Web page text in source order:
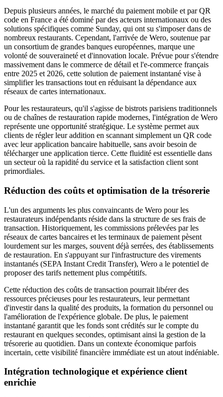
Depuis plusieurs années, le marché du paiement mobile et par QR
code en France a été dominé par des acteurs internationaux ou des
solutions spécifiques comme Sunday, qui ont su s'imposer dans de
nombreux restaurants. Cependant, l'arrivée de Wero, soutenue par
un consortium de grandes banques européennes, marque une
volonté de souveraineté et d'innovation locale. Prévue pour s'étendre
massivement dans le commerce de détail et l'e-commerce français
entre 2025 et 2026, cette solution de paiement instantané vise à
simplifier les transactions tout en réduisant la dépendance aux
réseaux de cartes internationaux.
Pour les restaurateurs, qu'il s'agisse de bistrots parisiens traditionnels
ou de chaînes de restauration rapide modernes, l'intégration de Wero
représente une opportunité stratégique. Le système permet aux
clients de régler leur addition en scannant simplement un QR code
avec leur application bancaire habituelle, sans avoir besoin de
télécharger une application tierce. Cette fluidité est essentielle dans
un secteur où la rapidité du service et la satisfaction client sont
primordiales.
Réduction des coûts et optimisation de la trésorerie
L'un des arguments les plus convaincants de Wero pour les
restaurateurs indépendants réside dans la structure de ses frais de
transaction. Historiquement, les commissions prélevées par les
réseaux de cartes bancaires et les terminaux de paiement pèsent
lourdement sur les marges, souvent déjà serrées, des établissements
de restauration. En s'appuyant sur l'infrastructure des virements
instantanés (SEPA Instant Credit Transfer), Wero a le potentiel de
proposer des tarifs nettement plus compétitifs.
Cette réduction des coûts de transaction pourrait libérer des
ressources précieuses pour les restaurateurs, leur permettant
d'investir dans la qualité des produits, la formation du personnel ou
l'amélioration de l'expérience globale. De plus, le paiement
instantané garantit que les fonds sont crédités sur le compte du
restaurant en quelques secondes, optimisant ainsi la gestion de la
trésorerie au quotidien. Dans un contexte économique parfois
incertain, cette visibilité financière immédiate est un atout indéniable.
Intégration technologique et expérience client
enrichie